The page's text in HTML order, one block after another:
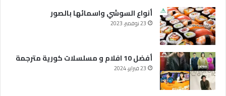
أنواع السوشي واسمائها بالصور
23 نوفمبر، 2023
أفضل 10 افلام و مسلسلات كورية مترجمة
23 فبراير، 2024